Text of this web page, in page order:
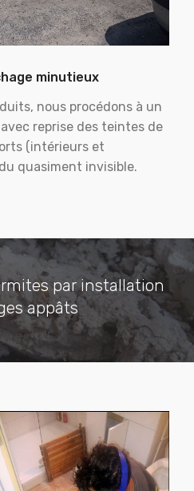
minutieux
nous procédons à un
reprise des teintes de
(intérieurs et
quasiment invisible.
par installation
appâts